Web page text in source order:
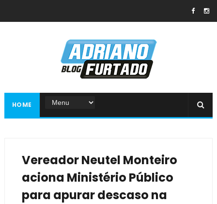
HOME
Vereador Neutel Monteiro
aciona Ministério Público
para apurar descaso na